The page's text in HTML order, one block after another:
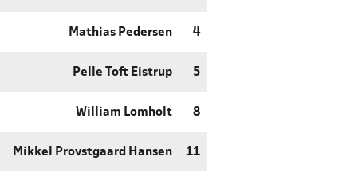
Mathias Pedersen 4
Pelle Toft Eistrup 5
William Lomholt 8
Mikkel Provstgaard Hansen 11